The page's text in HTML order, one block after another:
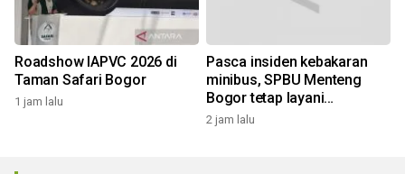
Roadshow IAPVC 2026 di
Taman Safari Bogor
1 jam lalu
Pasca insiden kebakaran
minibus, SPBU Menteng
Bogor tetap layani
pengisian solar
2 jam lalu